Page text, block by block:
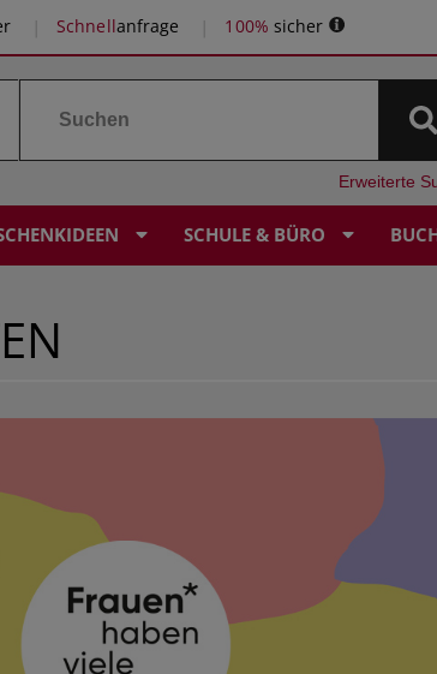
Schnellanfrage 100% sicher
Erweiterte
SCHULE & BÜRO